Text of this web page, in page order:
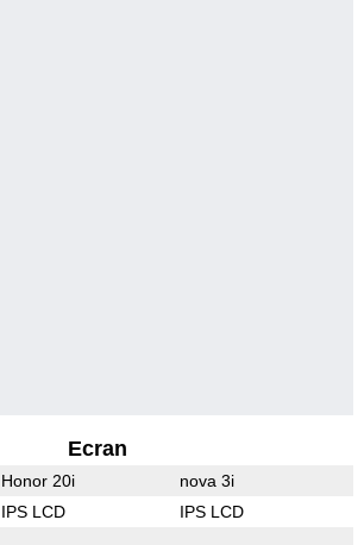
Ecran
Honor 20i nova 3i
IPS LCD IPS LCD